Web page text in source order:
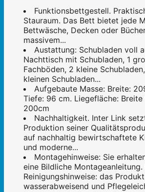
Funktionsbettgestell.
Stauraum. Das Bett bietet jede
Bettwäsche, Decken oder
massivem...
Austattung: Schubladen voll
Nachttisch mit Schubladen, 1
Fachböden, 2 kleine
kleinen Schubladen...
Aufgebaute Masse: Breite:
Tiefe: 96 cm. Liegefläche:
200cm
Nachhaltigkeit. Inter Link
Produktion seiner
auf nachhaltig bewirtschaftete
und moderne...
Montagehinweise: Sie
eine Bildliche Montageanleitung.
Reinigungshinweise: das
wasserabweisend und